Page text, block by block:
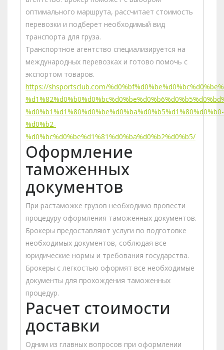
оптимального маршрута, рассчитает стоимость
перевозки и подберет необходимый вид
транспорта для груза.
Транспортное агентство специализируется на
международных перевозках и готово помочь с
экспортом товаров.
https://shsportsclub.com/
%d0%b1%d1%80%d0%be%d0%ba%d0%b5%d1%80%d0%b0-
%d0%b2-
%d0%bc%d0%be%d1%81%d0%ba%d0%b2%d0%b5/
Оформление
таможенных
документов
При растаможке грузов необходимо провести
процедуру оформления таможенных документов.
Брокеры предоставляют услуги по подготовке
необходимых документов, соблюдая все
юридические нормы и требования государства.
Брокеры с легкостью оформят все необходимые
документы для прохождения таможенных
процедур.
Расчет стоимости
доставки
Одним из главных вопросов при оформлении